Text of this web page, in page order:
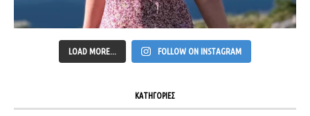
LOAD MORE... FOLLOW ON INSTAGRAM
ΚΑΤΗΓΟΡΙΕΣ